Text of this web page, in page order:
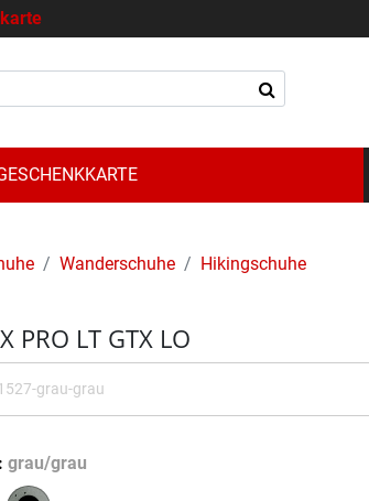
Wanderschuhe Hikingschuhe
PRO LT GTX LO
grau-grau
grau/grau